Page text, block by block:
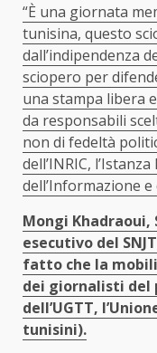
“È una giornata
tunisina, questo
dall’indipendenza
sciopero per
una stampa libera
da responsabili
non di fedeltà
dell’INRIC,
dell’Informazione
Mongi
esecutivo del
fatto che la
dei giornalisti del
dell’UGTT,
tunisini).